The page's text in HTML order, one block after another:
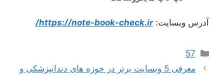
آدرس وبسایت:https://note-book-check.ir/
دسته‌ها
57
معرفی 5 وبسایت برتر در حوزه های دندانپزشکی و